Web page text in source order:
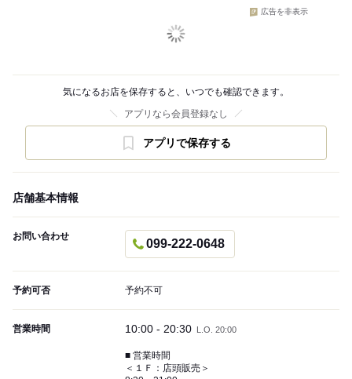
広告を非表示
気になるお店を保存すると、いつでも確認できます。
アプリなら会員登録なし
アプリで保存する
店舗基本情報
お問い合わせ
099-222-0648
予約可否 予約不可
営業時間 10:00 - 20:30 L.O. 20:00
■ 営業時間
＜１Ｆ：店頭販売＞